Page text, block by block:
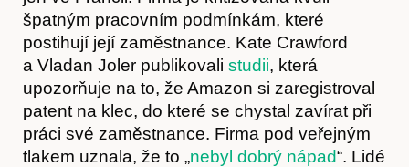
Články
špatným pracovním podmínkám, které
postihují její zaměstnance. Kate Crawford
a Vladan Joler publikovali studii, která
upozorňuje na to, že Amazon si zaregistroval
patent na klec, do které se chystal zavírat při
práci své zaměstnance. Firma pod veřejným
tlakem uznala, že to „nebyl dobrý nápad“. Lidé